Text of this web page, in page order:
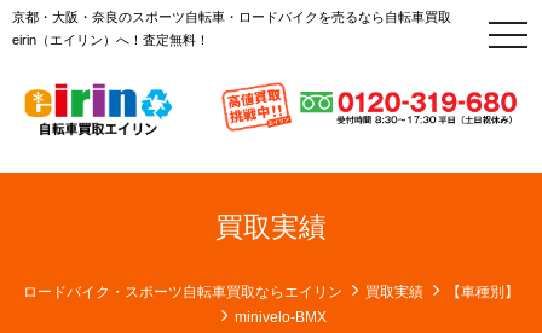
京都・大阪・奈良のスポーツ自転車・ロードバイクを売るなら自転車買取
eirin（エイリン）へ！査定無料！
t
o
l
e
v
o
n
買取実績
ロードバイク・スポーツ自転車買取ならエイリン 買取実績
【車種別】
minivelo-BMX